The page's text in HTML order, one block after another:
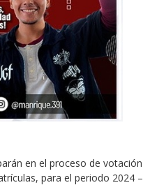
en el proceso de votación
para el periodo 2024 –